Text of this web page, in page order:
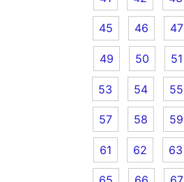
45 46 47
49 50 51
53 54 55
57 58 59
61 62 63